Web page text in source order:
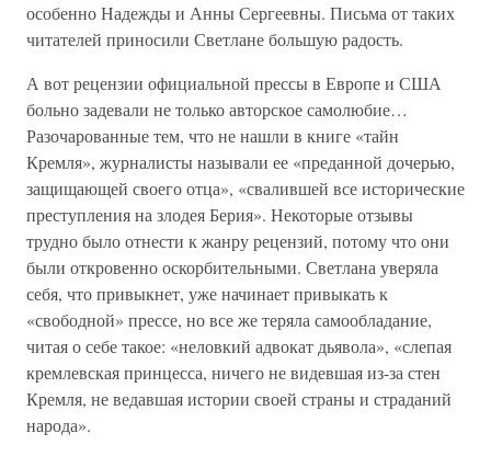
особенно Надежды и Анны Сергеевны. Письма от таких
читателей приносили Светлане большую радость.
А вот рецензии официальной прессы в Европе и США
больно задевали не только авторское самолюбие…
Разочарованные тем, что не нашли в книге «тайн
Кремля», журналисты называли ее «преданной дочерью,
защищающей своего отца», «свалившей все исторические
преступления на злодея Берия». Некоторые отзывы
трудно было отнести к жанру рецензий, потому что они
были откровенно оскорбительными. Светлана уверяла
себя, что привыкнет, уже начинает привыкать к
«свободной» прессе, но все же теряла самообладание,
читая о себе такое: «неловкий адвокат дьявола», «слепая
кремлевская принцесса, ничего не видевшая из-за стен
Кремля, не ведавшая истории своей страны и страданий
народа».